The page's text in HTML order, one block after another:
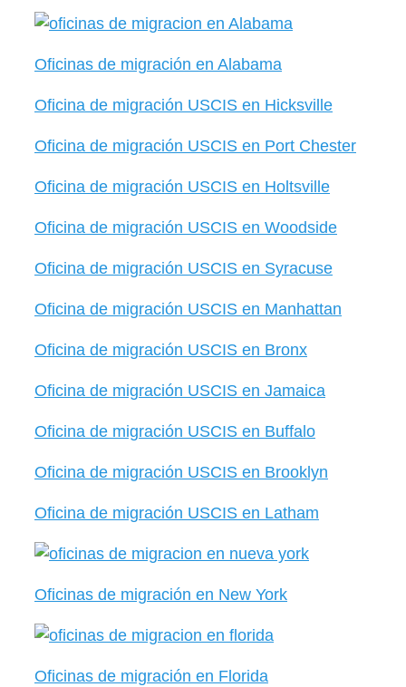
Oficinas de migración en Alabama
Oficina de migración USCIS en Hicksville
Oficina de migración USCIS en Port Chester
Oficina de migración USCIS en Holtsville
Oficina de migración USCIS en Woodside
Oficina de migración USCIS en Syracuse
Oficina de migración USCIS en Manhattan
Oficina de migración USCIS en Bronx
Oficina de migración USCIS en Jamaica
Oficina de migración USCIS en Buffalo
Oficina de migración USCIS en Brooklyn
Oficina de migración USCIS en Latham
Oficinas de migración en New York
Oficinas de migración en Florida